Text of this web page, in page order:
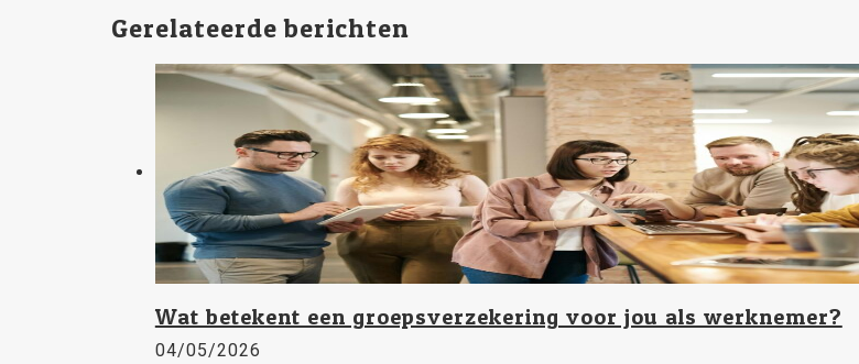
Gerelateerde berichten
Wat betekent een groepsverzekering voor jou als werknemer?
04/05/2026